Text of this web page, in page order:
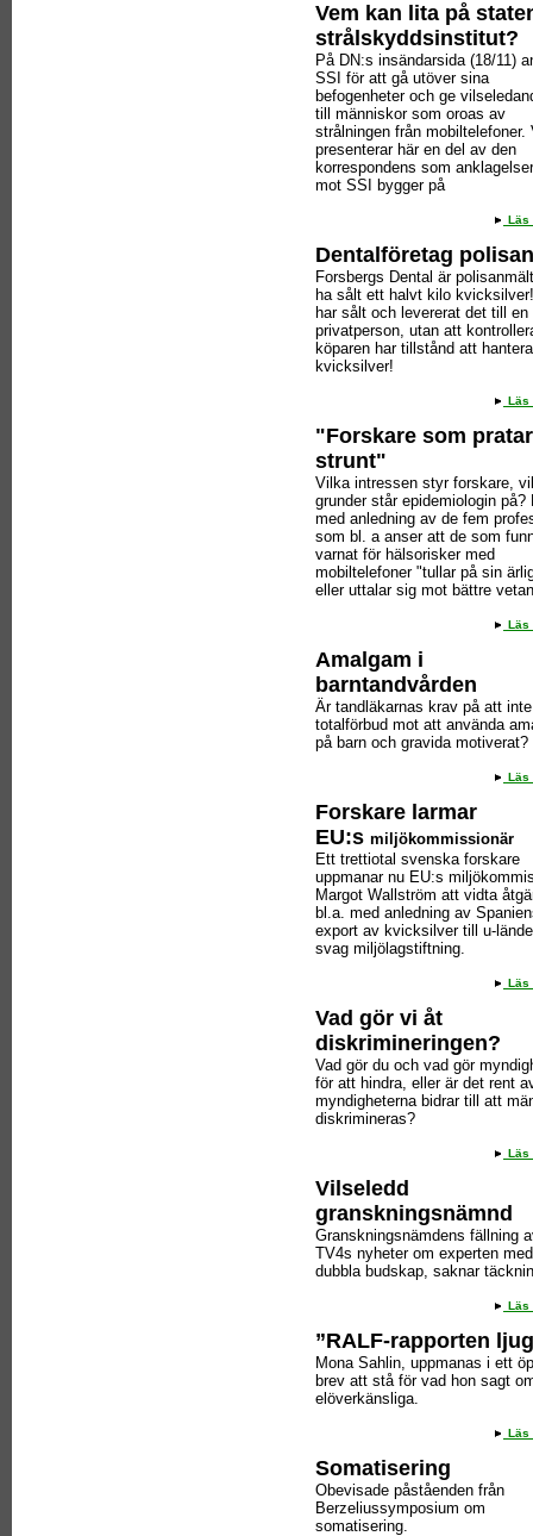
Vem kan lita på
strålskyddsinstitut?
På DN:s insändarsida (18/11)
SSI för att gå utöver sina
befogenheter och ge
till människor som oroas av
strålningen från mobiltelefoner.
presenterar här en del av den
korrespondens som
mot SSI bygger på
Läs
Dentalföretag
Forsbergs Dental är
ha sålt ett halvt kilo
har sålt och levererat det till en
privatperson, utan att
köparen har tillstånd att hantera
kvicksilver!
Läs
"Forskare som pratar
strunt"
Vilka intressen styr forskare,
grunder står epidemiologin på?
med anledning av de fem
som bl. a anser att de som
varnat för hälsorisker med
mobiltelefoner "tullar på sin
eller uttalar sig mot bättre
Läs
Amalgam i
barntandvården
Är tandläkarnas krav på att
totalförbud mot att använda
på barn och gravida motiverat?
Läs
Forskare larmar
EU:s miljökommissionär
Ett trettiotal svenska forskare
uppmanar nu EU:s
Margot Wallström att vidta
bl.a. med anledning av
export av kvicksilver till u-
svag miljölagstiftning.
Läs
Vad gör vi åt
diskrimineringen?
Vad gör du och vad gör
för att hindra, eller är det rent
myndigheterna bidrar till att
diskrimineras?
Läs
Vilseledd
granskningsnämnd
Granskningsnämdens fällning
TV4s nyheter om experten med
dubbla budskap, saknar
Läs
”RALF-rapporten
Mona Sahlin, uppmanas i ett
brev att stå för vad hon sagt
elöverkänsliga.
Läs
Somatisering
Obevisade påståenden från
Berzeliussymposium om
somatisering.